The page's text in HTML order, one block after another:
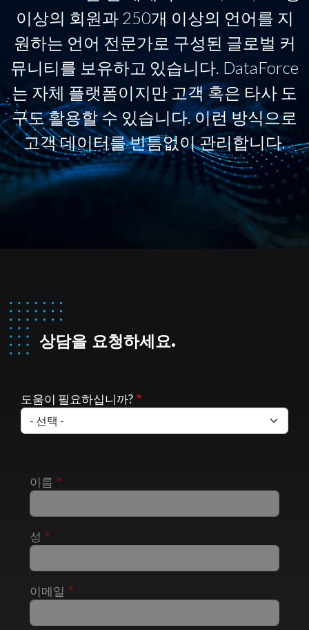
이상의 회원과 250개 이상의 언어를 지
원하는 언어 전문가로 구성된 글로벌 커
뮤니티를 보유하고 있습니다. DataForce
는 자체 플랫폼이지만 고객 혹은 타사 도
구도 활용할 수 있습니다. 이런 방식으로
고객 데이터를 빈틈없이 관리합니다.
상담을 요청하세요.
도움이 필요하십니까?
이름
성
이메일